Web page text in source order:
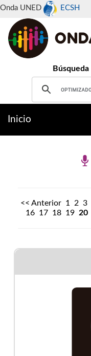
Onda UNED ECSH
Búsqueda |
Inicio
<< Anterior 1 2 3
16 17 18 19 20